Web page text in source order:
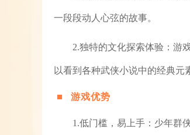
一段段动人心弦的故事。
2.独特的文化探索体验：游
以看到各种武侠小说中的经典元
游戏优势
1.低门槛，易上手：少年群